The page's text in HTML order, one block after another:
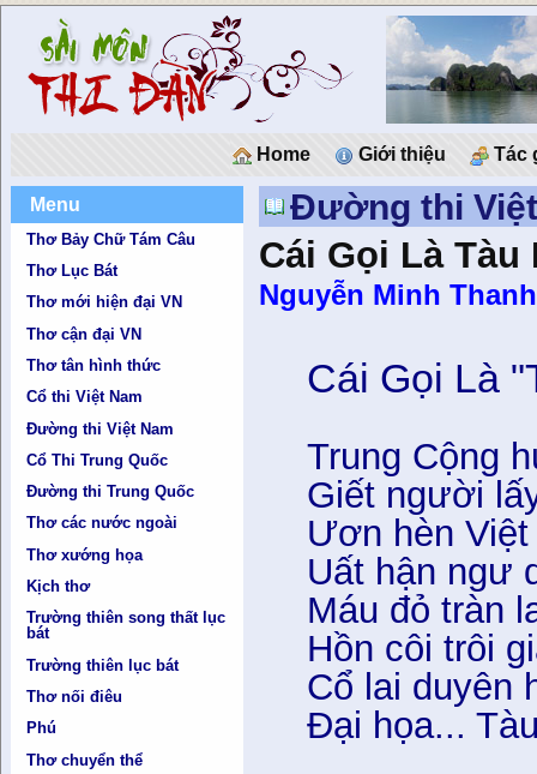
Home Giới thiệu Tác
Menu
Thơ Bảy Chữ Tám Câu
Thơ Lục Bát
Thơ mới hiện đại VN
Thơ cận đại VN
Thơ tân hình thức
Cổ thi Việt Nam
Đường thi Việt Nam
Cổ Thi Trung Quốc
Đường thi Trung Quốc
Thơ các nước ngoài
Thơ xướng họa
Kịch thơ
Trường thiên song thất lục
bát
Trường thiên lục bát
Thơ nối điêu
Phú
Thơ chuyển thể
Đường thi
Cái Gọi Là Tàu
Nguyễn Minh Thanh
Cái Gọi Là
Trung Cộng
Giết người
Ươn hèn
Uất hận ngư
Máu đỏ tràn
Hồn côi trôi
Cổ lai duyên
Đại họa...